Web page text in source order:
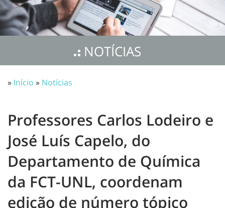
NOTÍCIAS
» Início » Notícias
Professores Carlos Lodeiro e
José Luís Capelo, do
Departamento de Química
da FCT-UNL, coordenam
edição de número tópico